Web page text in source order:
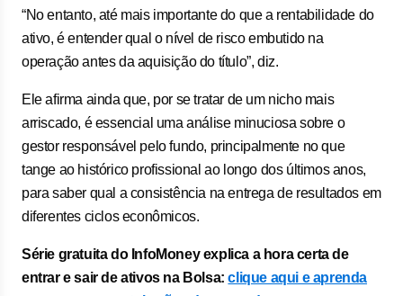
“No entanto, até mais importante do que a rentabilidade do
ativo, é entender qual o nível de risco embutido na
operação antes da aquisição do título”, diz.
Ele afirma ainda que, por se tratar de um nicho mais
arriscado, é essencial uma análise minuciosa sobre o
gestor responsável pelo fundo, principalmente no que
tange ao histórico profissional ao longo dos últimos anos,
para saber qual a consistência na entrega de resultados em
diferentes ciclos econômicos.
Série gratuita do InfoMoney explica a hora certa de
entrar e sair de ativos na Bolsa:clique aqui e aprenda